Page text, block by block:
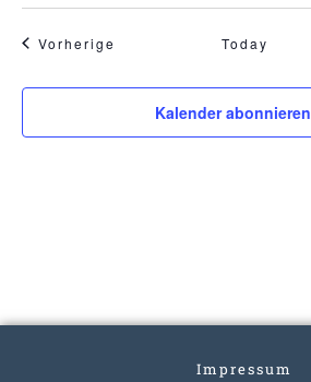
Vorherige VeranstaltungenToday
Kalender abonnieren
Impressum